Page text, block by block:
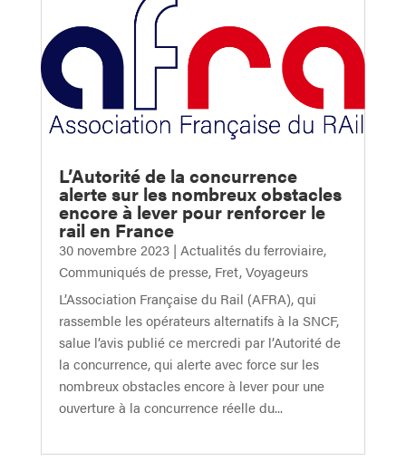
L’Autorité de la concurrence
alerte sur les nombreux obstacles
encore à lever pour renforcer le
rail en France
30 novembre 2023| Actualités du ferroviaire,
Communiqués de presse, Fret,Voyageurs
L’Association Française du Rail (AFRA), qui
rassemble les opérateurs alternatifs à la SNCF,
salue l’avis publié ce mercredi par l’Autorité de
la concurrence, qui alerte avec force sur les
nombreux obstacles encore à lever pour une
ouverture à la concurrence réelle du...